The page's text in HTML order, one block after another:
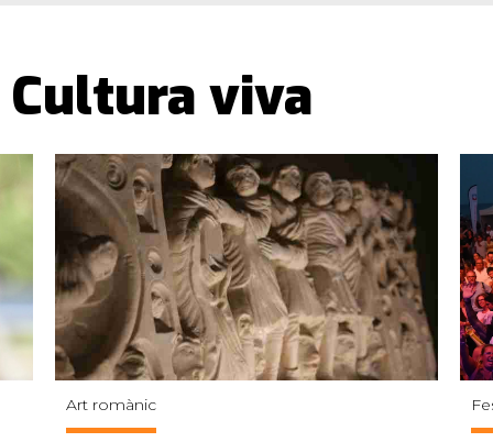
Cultura viva
Art romànic